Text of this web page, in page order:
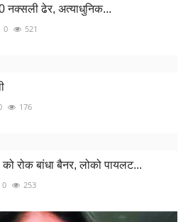
नक्सली ढेर, अत्याधुनिक...
0 521
176
रोक बांधा बैनर, लोको पायलट...
0 253